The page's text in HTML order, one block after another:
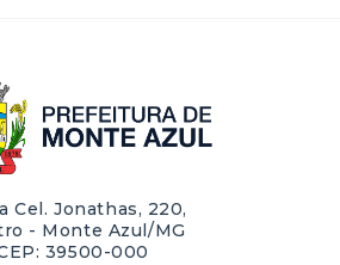
Cel. Jonathas, 220,
- Monte Azul/MG
39500-000